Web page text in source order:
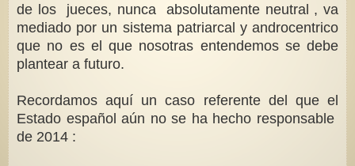
de los jueces, nunca absolutamente neutral , va
mediado por un sistema patriarcal y androcentrico
que no es el que nosotras entendemos se debe
plantear a futuro.
Recordamos aquí un caso referente del que el
Estado español aún no se ha hecho responsable
de 2014 :